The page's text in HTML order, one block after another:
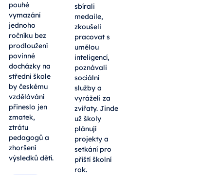
pouhé
vymazání
jednoho
ročníku bez
prodloužení
povinné
docházky na
střední škole
by českému
vzdělávání
přineslo jen
zmatek,
ztrátu
pedagogů a
zhoršení
výsledků dětí.
sbírali
medaile,
zkoušeli
pracovat s
umělou
inteligencí,
poznávali
sociální
služby a
vyráželi za
zvířaty. Jinde
už školy
plánují
projekty a
setkání pro
příští školní
rok.